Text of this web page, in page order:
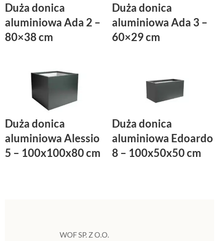
Duża donica
aluminiowa Ada 2 –
80×38 cm
Duża donica
aluminiowa Ada 3 –
60×29 cm
Duża donica
aluminiowa Alessio
5 – 100x100x80 cm
Duża donica
aluminiowa Edoardo
8 – 100x50x50 cm
WOF SP. Z O.O.